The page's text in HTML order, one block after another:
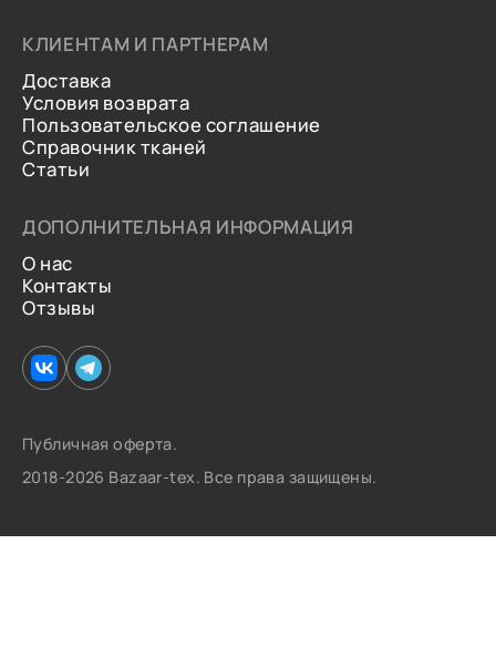
КЛИЕНТАМ И ПАРТНЕРАМ
Доставка
Условия возврата
Пользовательское соглашение
Справочник тканей
Статьи
ДОПОЛНИТЕЛЬНАЯ ИНФОРМАЦИЯ
О нас
Контакты
Отзывы
Публичная оферта.
2018-2026 Bazaar-tex. Все права защищены.